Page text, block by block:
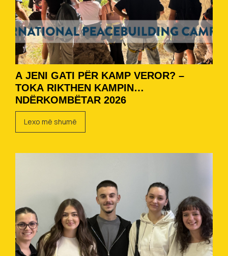
A JENI GATI PËR KAMP VEROR? –
TOKA RIKTHEN KAMPIN
NDËRKOMBËTAR 2026
Lexo më shumë